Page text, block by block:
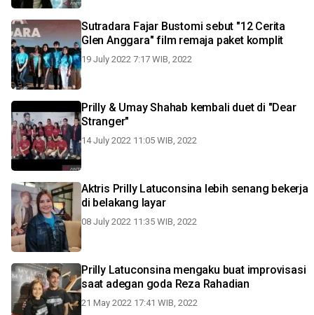
Sutradara Fajar Bustomi sebut "12 Cerita
Glen Anggara" film remaja paket komplit
19 July 2022 7:17 WIB, 2022
Prilly & Umay Shahab kembali duet di "Dear
Stranger"
14 July 2022 11:05 WIB, 2022
Aktris Prilly Latuconsina lebih senang bekerja
di belakang layar
08 July 2022 11:35 WIB, 2022
Prilly Latuconsina mengaku buat improvisasi
saat adegan goda Reza Rahadian
21 May 2022 17:41 WIB, 2022